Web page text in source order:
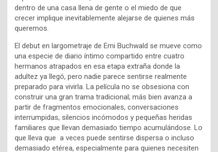
dentro de una casa llena de gente o el miedo de que
crecer implique inevitablemente alejarse de quienes más
queremos.
El debut en largometraje de Emi Buchwald se mueve como
una especie de diario íntimo compartido entre cuatro
hermanos atrapados en esa etapa extraña donde la
adultez ya llegó, pero nadie parece sentirse realmente
preparado para vivirla. La película no se obsesiona con
construir una gran trama tradicional; más bien avanza a
partir de fragmentos emocionales, conversaciones
interrumpidas, silencios incómodos y pequeñas heridas
familiares que llevan demasiado tiempo acumulándose. Lo
que lleva que a veces puede sentirse dispersa o incluso
demasiado etérea, especialmente para quienes necesiten